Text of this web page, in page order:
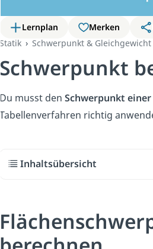
Lernplan Merken
Statik
Schwerpunkt & Gleichgewicht
Schwerpunkt
Du musst den Schwerpunkt
Tabellenverfahren richtig
Inhaltsübersicht